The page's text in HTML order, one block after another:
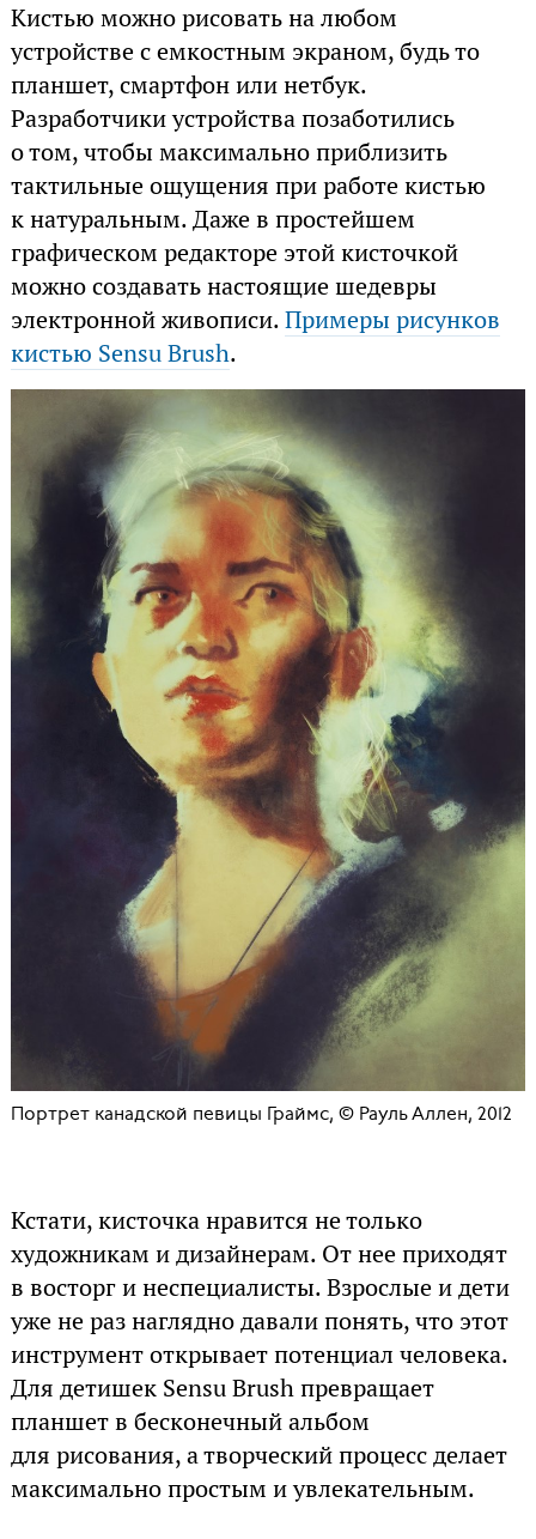
Кистью можно рисовать на любом
устройстве с емкостным экраном, будь то
планшет, смартфон или нетбук.
Разработчики устройства позаботились
о том, чтобы максимально приблизить
тактильные ощущения при работе кистью
к натуральным. Даже в простейшем
графическом редакторе этой кисточкой
можно создавать настоящие шедевры
электронной живописи.Примеры рисунков
кистью Sensu Brush.
Портрет канадской певицы Граймс, © Рауль Аллен, 2012
Кстати, кисточка нравится не только
художникам и дизайнерам. От нее приходят
в восторг и неспециалисты. Взрослые и дети
уже не раз наглядно давали понять, что этот
инструмент открывает потенциал человека.
Для детишек Sensu Brush превращает
планшет в бесконечный альбом
для рисования, а творческий процесс делает
максимально простым и увлекательным.